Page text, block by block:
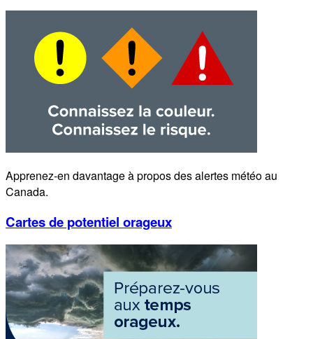
Apprenez-en davantage à propos des alertes météo au
Canada.
Cartes de potentiel orageux